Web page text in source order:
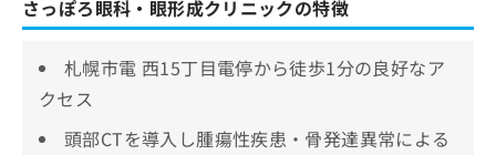
さっぽろ眼科・眼形成クリニックの特徴
札幌市電 西15丁目電停から徒歩1分の良好なア
クセス
頭部CTを導入し腫瘍性疾患・骨発達異常による